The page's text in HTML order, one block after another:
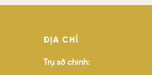
ĐỊA CHỈ
Trụ sở chính: